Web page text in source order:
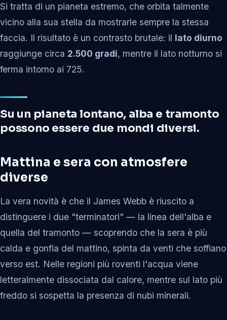
Si tratta di un pianeta estremo, che orbita talmente
vicino alla sua stella da mostrarle sempre la stessa
faccia. Il risultato è un contrasto brutale: il lato diurno
raggiunge circa 2.500 gradi, mentre il lato notturno si
ferma intorno ai 725.
Su un pianeta lontano, alba e tramonto
possono essere due mondi diversi.
Mattina e sera con atmosfere
diverse
La vera novità è che il James Webb è riuscito a
distinguere i due "terminatori" — la linea dell'alba e
quella del tramonto — scoprendo che la sera è più
calda e gonfia del mattino, spinta da venti che soffiano
verso est. Nelle regioni più roventi l'acqua viene
letteralmente dissociata dal calore, mentre sul lato più
freddo si sospetta la presenza di nubi minerali.